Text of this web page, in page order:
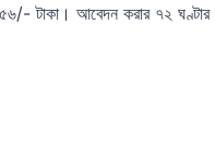
টাকা। আবেদন করার ৭২ ঘণ্টার